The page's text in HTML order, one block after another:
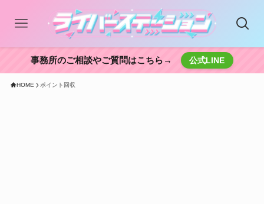
事務所のご相談やご質問はこちら→ 公式LINE
HOME ポイント回収